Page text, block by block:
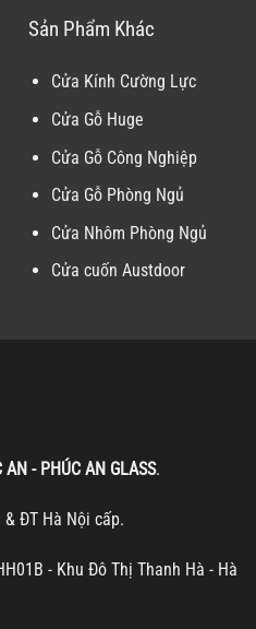
Sản Phẩm Khác
Cửa Kính Cường Lực
Cửa Gỗ Huge
Cửa Gỗ Công Nghiệp
Cửa Gỗ Phòng Ngủ
Cửa Nhôm Phòng Ngủ
Cửa cuốn Austdoor
- PHÚC AN GLASS.
ĐT Hà Nội cấp.
- Khu Đô Thị Thanh Hà - Hà